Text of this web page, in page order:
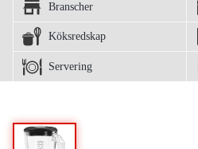
Branscher
Köksredskap
Servering